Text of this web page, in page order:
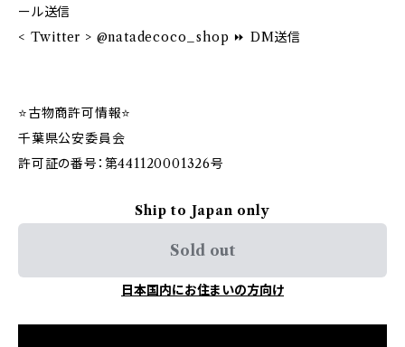
ール送信
< Twitter > @natadecoco_shop ⏩ DM送信
⭐️古物商許可情報⭐️
千葉県公安委員会
許可証の番号：第441120001326号
Ship to Japan only
Sold out
日本国内にお住まいの方向け